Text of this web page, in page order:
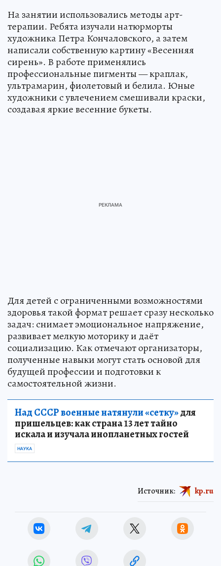
На занятии использовались методы арт-
терапии. Ребята изучали натюрморты
художника Петра Кончаловского, а затем
написали собственную картину «Весенняя
сирень». В работе применялись
профессиональные пигменты — краплак,
ультрамарин, фиолетовый и белила. Юные
художники с увлечением смешивали краски,
создавая яркие весенние букеты.
Для детей с ограниченными возможностями
здоровья такой формат решает сразу несколько
задач: снимает эмоциональное напряжение,
развивает мелкую моторику и даёт
социализацию. Как отмечают организаторы,
полученные навыки могут стать основой для
будущей профессии и подготовки к
самостоятельной жизни.
Над СССР военные натянули «сетку»для
пришельцев: как страна 13 лет тайно
искала и изучала инопланетных гостей
НАУКА
Источник: kp.ru